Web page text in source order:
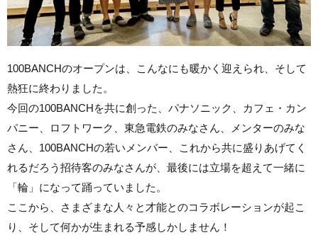
100BANCHのオープンは、こんなにも暖かく迎えられ、そして
熱狂に終わりました。
今回の100BANCHを共に創った、パナソニック、カフェ・カン
パニー、ロフトワーク、東急電鉄のみなさん、メンターのみな
さん、100BANCHの若いメンバー、これから共に盛りあげてく
れるだろう招待客のみなさんが、最後には立場を超えて一緒に
「輪」になって踊っていました。
ここから、さまざまな人々と才能とのコラボレーションが起こ
り、そして何かが生まれる予感しかしません！